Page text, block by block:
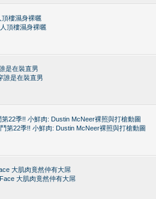
樓濕身裸曬
頂樓濕身裸曬
是在裝直男
誰是在裝直男
22季!! 小鮮肉: Dustin McNeer裸照與打槍動圖
第22季!! 小鮮肉: Dustin McNeer裸照與打槍動圖
大肌肉竟然仲有大屌
大肌肉竟然仲有大屌